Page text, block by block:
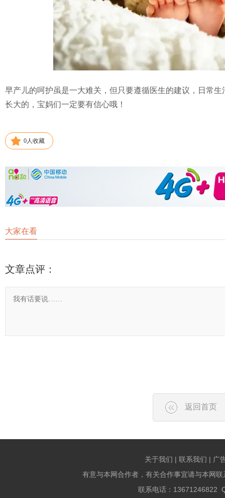
早产儿的呵护虽是一大难关，但只要遵循医生的建议，日常
长大的，宝妈们一定要有信心哦！
0人收藏
大家在看
文章点评：
返回首页
关于我们 | 联系我们 | 广
有意与本网合作者，有关合作事宜请与本网
联系电话：13671246822